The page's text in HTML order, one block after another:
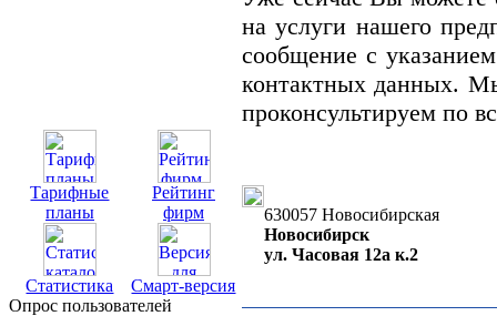
Тарифные
планы
Рейтинг
фирм
Статистика
Смарт-версия
Опрос пользователей
на услуги нашего
сообщение с
контактных данных.
проконсультируем по
630057 Новосибирская
Новосибирск
ул. Часовая 12а к.2